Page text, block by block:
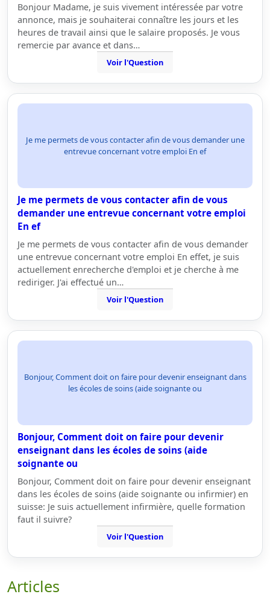
Bonjour Madame, je suis vivement intéressée par votre
annonce, mais je souhaiterai connaître les jours et les
heures de travail ainsi que le salaire proposés. Je vous
remercie par avance et dans…
Voir l'Question
Je me permets de vous contacter afin de vous demander une
entrevue concernant votre emploi En ef
Je me permets de vous contacter afin de vous
demander une entrevue concernant votre emploi
En ef
Je me permets de vous contacter afin de vous demander
une entrevue concernant votre emploi En effet, je suis
actuellement enrecherche d'emploi et je cherche à me
rediriger. J'ai effectué un…
Voir l'Question
Bonjour, Comment doit on faire pour devenir enseignant dans
les écoles de soins (aide soignante ou
Bonjour, Comment doit on faire pour devenir
enseignant dans les écoles de soins (aide
soignante ou
Bonjour, Comment doit on faire pour devenir enseignant
dans les écoles de soins (aide soignante ou infirmier) en
suisse: Je suis actuellement infirmière, quelle formation
faut il suivre?
Voir l'Question
Articles